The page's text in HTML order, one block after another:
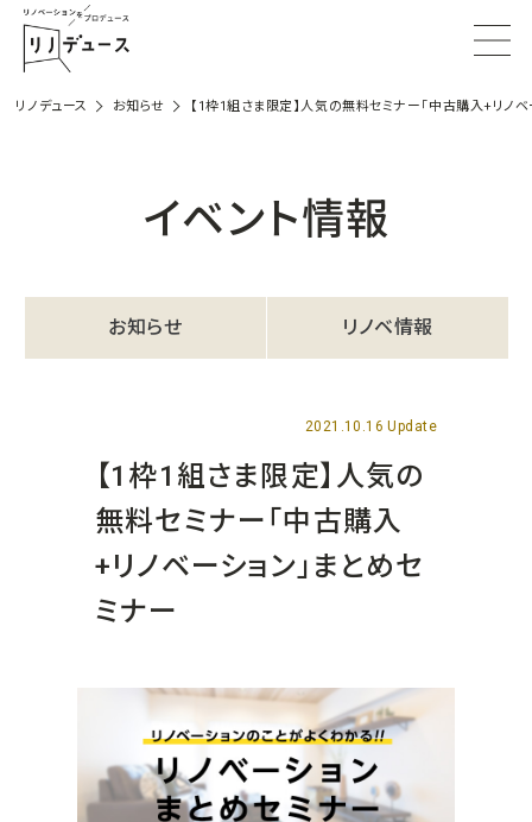
リノデュース お知らせ 【1枠1組さま限定】人気の無料セミナー「中古購入+リノベ
イベント情報
お知らせ リノベ情報
2021.10.16 Update
【1枠1組さま限定】人気の
無料セミナー「中古購入
+リノベーション」まとめセ
ミナー